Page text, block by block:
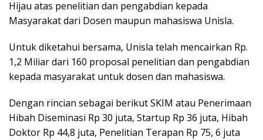
Hijau atas penelitian dan pengabdian kepada
Masyarakat dari Dosen maupun mahasiswa Unisla.
Untuk diketahui bersama, Unisla telah mencairkan Rp.
1,2 Miliar dari 160 proposal penelitian dan pengabdian
kepada masyarakat untuk dosen dan mahasiswa.
Dengan rincian sebagai berikut SKIM atau Penerimaan
Hibah Diseminasi Rp 30 juta, Startup Rp 36 juta, Hibah
Doktor Rp 44,8 juta, Penelitian Terapan Rp 75, 6 juta